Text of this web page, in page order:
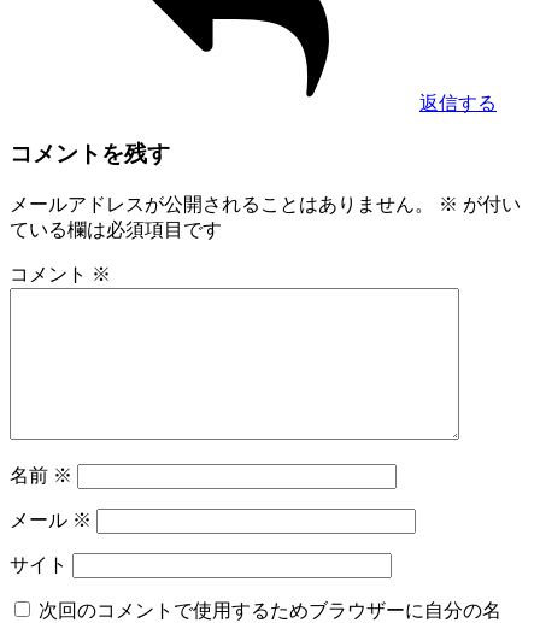
返信する
コメントを残す
メールアドレスが公開されることはありません。 ※ が付い
ている欄は必須項目です
コメント ※
名前 ※
メール ※
サイト
次回のコメントで使用するためブラウザーに自分の名